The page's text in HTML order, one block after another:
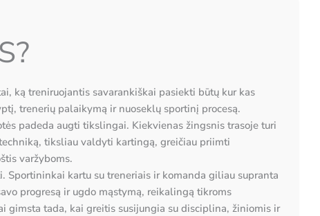
ką treniruojantis savarankiškai pasiekti būtų kur kas
trenerių palaikymą ir nuoseklų sportinį procesą.
padeda augti tikslingai. Kiekvienas žingsnis trasoje turi
tiksliau valdyti kartingą, greičiau priimti
varžyboms.
Sportininkai kartu su treneriais ir komanda giliau supranta
progresą ir ugdo mąstymą, reikalingą tikroms
gimsta tada, kai greitis susijungia su disciplina, žiniomis ir